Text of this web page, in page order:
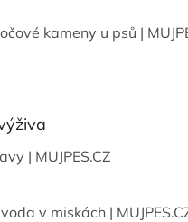
ý
kameny u psů |
| MUJPES.CZ
v miskách |